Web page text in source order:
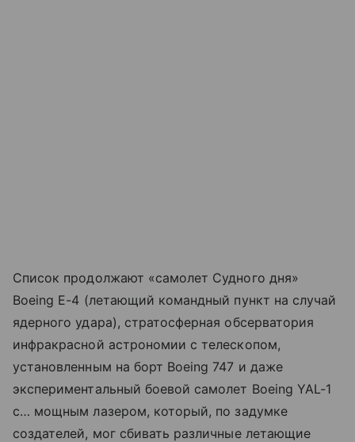
Список продолжают «самолет Судного дня»
Boeing E-4 (летающий командный пункт на случай
ядерного удара), стратосферная обсерватория
инфракрасной астрономии с телескопом,
установленным на борт Boeing 747 и даже
экспериментальный боевой самолет Boeing YAL-1
с… мощным лазером, который, по задумке
создателей, мог сбивать различные летающие